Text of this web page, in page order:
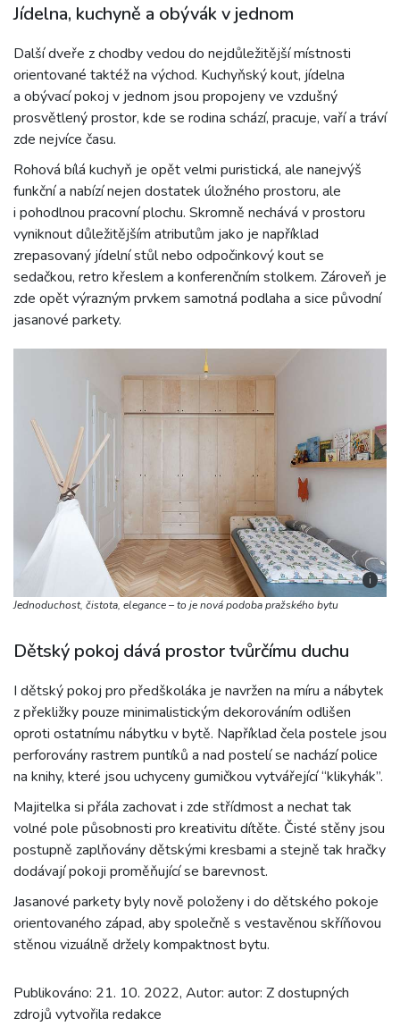
Jídelna, kuchyně a obývák v jednom
Další dveře z chodby vedou do nejdůležitější místnosti
orientované taktéž na východ. Kuchyňský kout, jídelna
a obývací pokoj v jednom jsou propojeny ve vzdušný
prosvětlený prostor, kde se rodina schází, pracuje, vaří a tráví
zde nejvíce času.
Rohová bílá kuchyň je opět velmi puristická, ale nanejvýš
funkční a nabízí nejen dostatek úložného prostoru, ale
i pohodlnou pracovní plochu. Skromně nechává v prostoru
vyniknout důležitějším atributům jako je například
zrepasovaný jídelní stůl nebo odpočinkový kout se
sedačkou, retro křeslem a konferenčním stolkem. Zároveň je
zde opět výrazným prvkem samotná podlaha a sice původní
jasanové parkety.
i
Jednoduchost, čistota, elegance – to je nová podoba pražského bytu
Dětský pokoj dává prostor tvůrčímu duchu
I dětský pokoj pro předškoláka je navržen na míru a nábytek
z překližky pouze minimalistickým dekorováním odlišen
oproti ostatnímu nábytku v bytě. Například čela postele jsou
perforovány rastrem puntíků a nad postelí se nachází police
na knihy, které jsou uchyceny gumičkou vytvářející “klikyhák”.
Majitelka si přála zachovat i zde střídmost a nechat tak
volné pole působnosti pro kreativitu dítěte. Čisté stěny jsou
postupně zaplňovány dětskými kresbami a stejně tak hračky
dodávají pokoji proměňující se barevnost.
Jasanové parkety byly nově položeny i do dětského pokoje
orientovaného západ, aby společně s vestavěnou skříňovou
stěnou vizuálně držely kompaktnost bytu.
Publikováno: 21. 10. 2022, Autor: autor: Z dostupných
zdrojů vytvořila redakce